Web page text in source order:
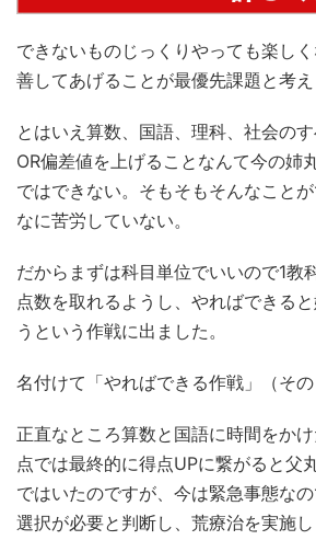
できないものじっくりやっても楽し
善してあげることが最優先課題と考え
とはいえ算数、国語、理科、社会の
OR偏差値を上げることなんて今の姉
ではできない。そもそもそんなこと
なに苦労していない。
だからまずは科目単位でいいので1教
点数を取れるようし、やればできる
うという作戦に出ました。
名付けて「やればできる作戦」（その
正直なところ算数と国語に時間をか
点では最終的に得点UPに繋がると父
ではいたのですが、今は緊急事態な
選択が必要と判断し、荒療治を実施